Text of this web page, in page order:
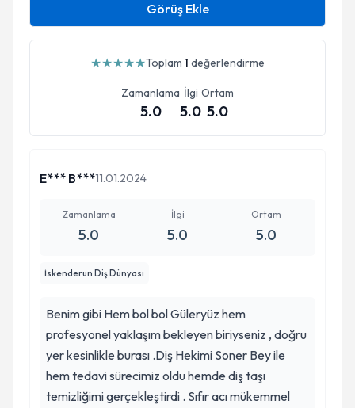
Görüş Ekle
★★★★★Toplam 1 değerlendirme
Zamanlama
5.0
İlgi
5.0
Ortam
5.0
E*** B***11.01.2024
Zamanlama
5.0
İlgi
5.0
Ortam
5.0
İskenderun Diş Dünyası
Benim gibi Hem bol bol Güleryüz hem
profesyonel yaklaşım bekleyen biriyseniz , doğru
yer kesinlikle burası .Diş Hekimi Soner Bey ile
hem tedavi sürecimiz oldu hemde diş taşı
temizliğimi gerçekleştirdi . Sıfır acı mükemmel